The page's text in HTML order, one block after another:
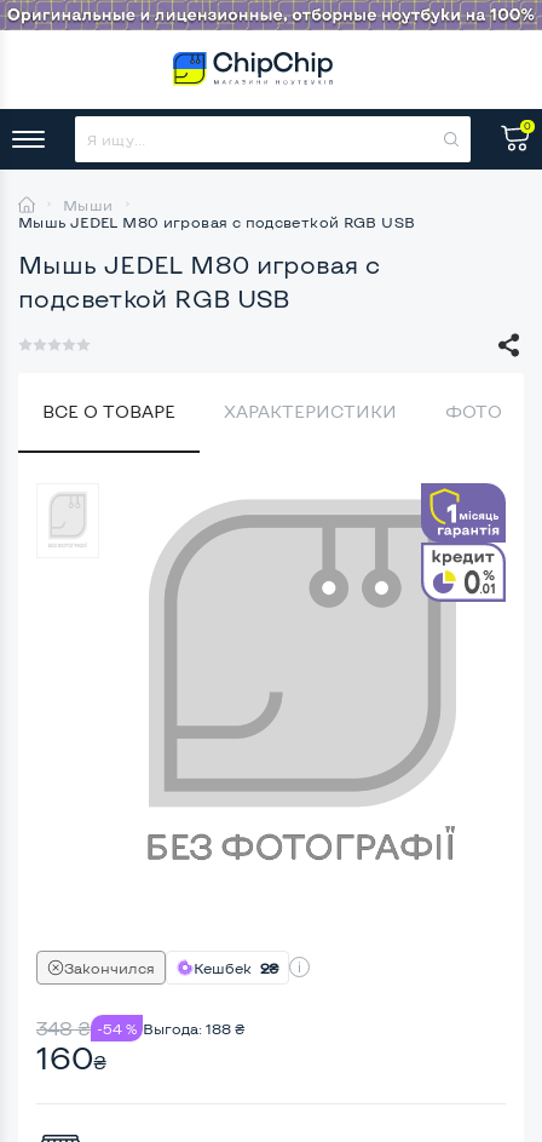
0
Мыши
Мышь JEDEL M80 игровая с подсветкой RGB USB
Мышь JEDEL M80 игровая с
подсветкой RGB USB
ВСЕ О ТОВАРЕ ХАРАКТЕРИСТИКИ ФОТО
Закончился Кешбек 2₴
348₴ -54 % Выгода: 188 ₴
160₴